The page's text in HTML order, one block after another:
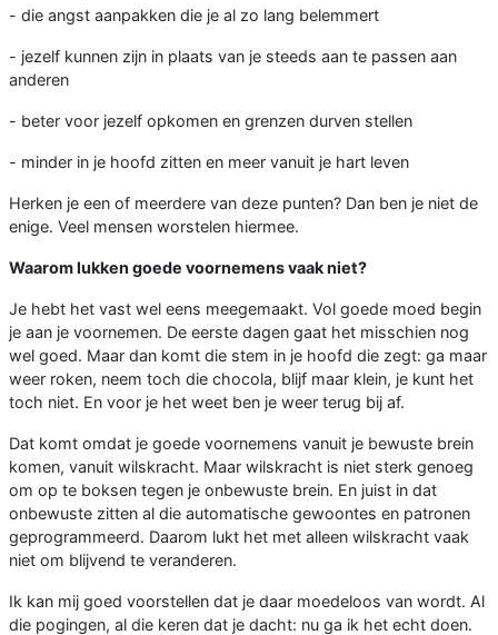
- die angst aanpakken die je al zo lang belemmert
- jezelf kunnen zijn in plaats van je steeds aan te passen aan
anderen
- beter voor jezelf opkomen en grenzen durven stellen
- minder in je hoofd zitten en meer vanuit je hart leven
Herken je een of meerdere van deze punten? Dan ben je niet de
enige. Veel mensen worstelen hiermee.
Waarom lukken goede voornemens vaak niet?
Je hebt het vast wel eens meegemaakt. Vol goede moed begin
je aan je voornemen. De eerste dagen gaat het misschien nog
wel goed. Maar dan komt die stem in je hoofd die zegt: ga maar
weer roken, neem toch die chocola, blijf maar klein, je kunt het
toch niet. En voor je het weet ben je weer terug bij af.
Dat komt omdat je goede voornemens vanuit je bewuste brein
komen, vanuit wilskracht. Maar wilskracht is niet sterk genoeg
om op te boksen tegen je onbewuste brein. En juist in dat
onbewuste zitten al die automatische gewoontes en patronen
geprogrammeerd. Daarom lukt het met alleen wilskracht vaak
niet om blijvend te veranderen.
Ik kan mij goed voorstellen dat je daar moedeloos van wordt. Al
die pogingen, al die keren dat je dacht: nu ga ik het echt doen.